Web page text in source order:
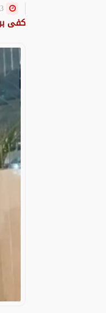
كفى